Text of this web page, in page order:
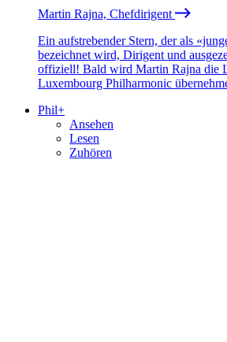
Martin Rajna, Chefdirigent
Ein aufstrebender Stern, der als
bezeichnet wird, Dirigent und
offiziell! Bald wird Martin Rajna die
Luxembourg Philharmonic
Phil+
Ansehen
Lesen
Zuhören